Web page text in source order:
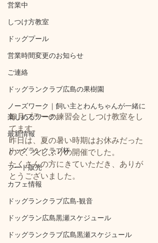
営業中
しつけ方教室
ドッグプール
営業時間変更のお知らせ
ご連絡
ドッグランクラブ広島の果樹園
ノーズワーク｜飼い主とわんちゃんが一緒に
楽しめるワーク。
最新情報
ドッグランクラブ杯
フード販売
カフェ情報
ドッグランクラブ広島‐観音
ドッグラン広島黒瀬スケジュール
ドッグランクラブ広島黒瀬スケジュール
毎月プラーの練習会としつけ教室をし
てます。
昨日は、夏の暑い時期はお休みだった
ので、久しぶりの開催でした。
たくさんの方にきていただき、ありが
とうございました。